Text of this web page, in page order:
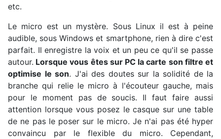
etc.
Le micro est un mystère. Sous Linux il est à peine
audible, sous Windows et smartphone, rien à dire c'est
parfait. Il enregistre la voix et un peu ce qu'il se passe
autour. Lorsque vous êtes sur PC la carte son filtre et
optimise le son. J'ai des doutes sur la solidité de la
branche qui relie le micro à l'écouteur gauche, mais
pour le moment pas de soucis. Il faut faire aussi
attention lorsque vous posez le casque sur une table
de ne pas le poser sur le micro. Je n'ai pas été hyper
convaincu par le flexible du micro. Cependant,